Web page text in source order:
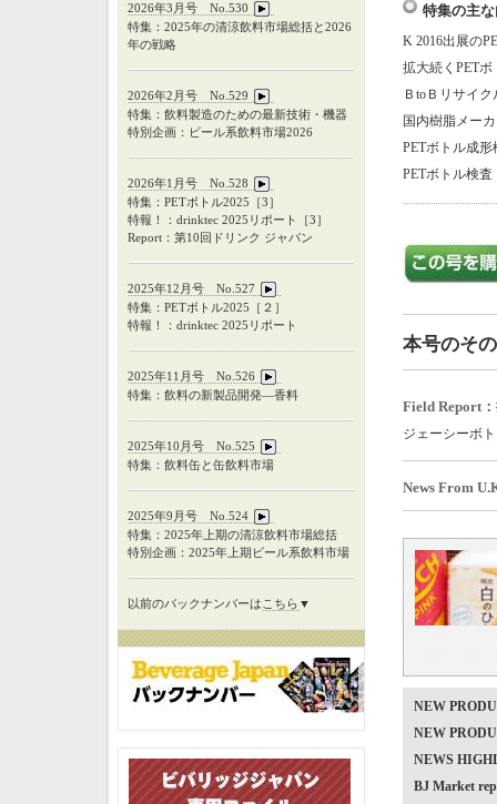
特集の主
K 2016出展の
拡大続くPET
ＢtoＢリサイ
国内樹脂メー
PETボトル成形
PETボトル検
本号のそ
Field Report
ジェーシーボ
News From
NEW
NEW
NEWS
BJ Market
2026年3月号 No.530
特集：2025年の清涼飲料市場総括と2026
年の戦略
2026年2月号 No.529
特集：飲料製造のための最新技術・機器
特別企画：ビール系飲料市場2026
2026年1月号 No.528
特集：PETボトル2025［3］
特報！：drinktec 2025リポート［3］
Report：第10回ドリンク ジャパン
2025年12月号 No.527
特集：PETボトル2025
［２］
特報！：drinktec 2025 リポート
2025年11月号 No.526
特集：飲料の新製品開発―香料
2025年10月号 No.525
特集：飲料缶と缶飲料市場
2025年9月号 No.524
特集：2025年上期の清涼飲料市場総括
特別企画：2025年上期ビール系飲料市場
以前のバックナンバーは こちら ▼